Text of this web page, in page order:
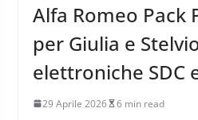
Alfa Romeo Pack
per Giulia e
elettroniche SDC
29 Aprile 2026 6 min read